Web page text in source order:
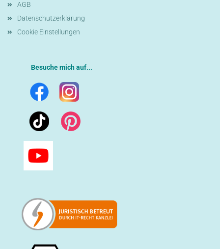
AGB
Datenschutzerklärung
Cookie Einstellungen
Besuche mich auf...